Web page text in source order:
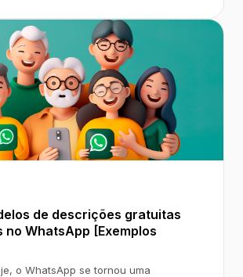
de descrições gratuitas
no WhatsApp [Exemplos
o WhatsApp se tornou uma